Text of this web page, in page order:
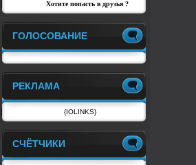
Хотите попасть в друзья ?
ГОЛОСОВАНИЕ
РЕКЛАМА
{IOLINKS}
СЧЁТЧИКИ